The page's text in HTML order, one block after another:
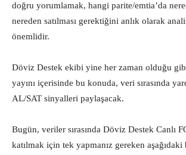
doğru yorumlamak, hangi parite/emtia’da
nereden satılması gerektiğini anlık olarak
önemlidir.
Döviz Destek ekibi yine her zaman olduğu
yayını içerisinde bu konuda, veri sırasında
AL/SAT sinyalleri paylaşacak.
Bugün, veriler sırasında Döviz Destek Canlı
katılmak için tek yapmanız gereken